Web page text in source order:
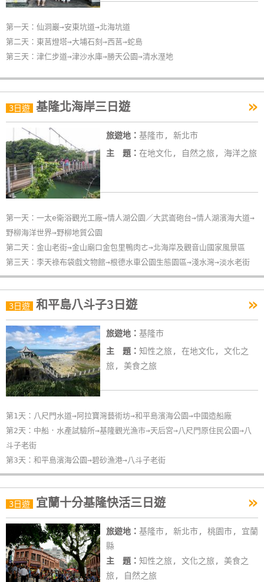
第一天：仙洞巖→安東坑道→北海坑道
第二天：東莒燈塔→大埔石刻→西莒→蛇島
第三天：津仁步道→津沙水庫→勝天公園→清水溼地
3日遊 基隆北海岸三日遊 »
旅遊地： 基隆市, 新北市
主 題： 在地文化, 自然之旅, 海洋之旅
第一天：一太e衛浴觀光工廠→情人湖公園／大武崙砲台→情人湖濱海大道→
野柳海洋世界→野柳地質公園
第二天：金山老街→金山廟口金包里鴨肉ㄜ→北海岸及觀音山國家風景區
第三天：李天祿布袋戲文物館→根德水車公園生態園區→淺水灣→淡水老街
3日遊 和平島八斗子3日遊 »
旅遊地： 基隆市
主 題： 知性之旅, 在地文化, 文化之
旅, 美食之旅
第1天：八尺門水道→阿拉寶灣藝術坊→和平島濱海公園→中國造船廠
第2天：中船．水產試驗所→基隆觀光漁市→天后宮→八尺門原住民公園→八
斗子老街
第3天：和平島濱海公園→碧砂漁港→八斗子老街
3日遊 宜蘭十分基隆快活三日遊 »
旅遊地： 基隆市, 新北市, 桃園市, 宜蘭
縣
主 題： 知性之旅, 文化之旅, 美食之
旅, 自然之旅